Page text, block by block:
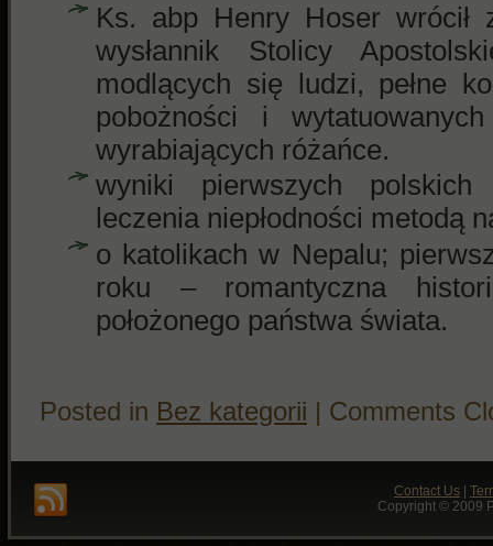
Ks. abp Henry Hoser wrócił
wysłannik Stolicy
modlących się ludzi, pełne
pobożności i
wyrabiających różańce.
wyniki pierwszych
leczenia niepłodności metodą
o katolikach w Nepalu;
roku – romantyczna
położonego państwa świata.
Posted in Bez kategorii Comments
Contact Us
Copyright © 2009